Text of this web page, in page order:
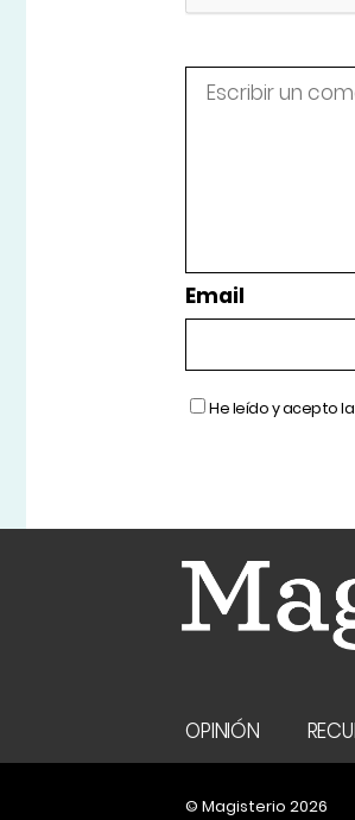
Email
He leído y acepto la
OPINIÓN
© Magisterio 2026